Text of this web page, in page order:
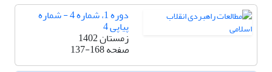
دوره 1، شماره 4 - شماره
پیاپی 4
زمستان 1402
صفحه137-168